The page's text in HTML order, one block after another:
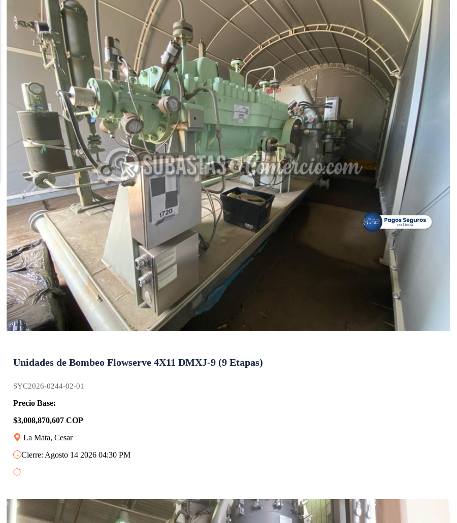
Unidades de Bombeo Flowserve 4X11 DMXJ-9 (9 Etapas)
SYC2026-0244-02-01
Precio Base:
$3,008,870,607 COP
La Mata, Cesar
Cierre: Agosto 14 2026 04:30 PM